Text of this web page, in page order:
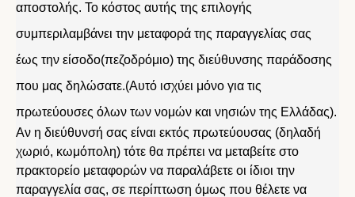
αποστολής. Το κόστος αυτής της επιλογής
συμπεριλαμβάνει την μεταφορά της παραγγελίας σας
έως την είσοδο(πεζοδρόμιο) της διεύθυνσης παράδοσης
που μας δηλώσατε.(Αυτό ισχύει μόνο για τις
πρωτεύουσες όλων των νομών και νησιών της Ελλάδας).
Αν η διεύθυνσή σας είναι εκτός πρωτεύουσας (δηλαδή
χωριό, κωμόπολη) τότε θα πρέπει να μεταβείτε στο
πρακτορείο μεταφορών να παραλάβετε οι ίδιοι την
παραγγελία σας, σε περίπτωση όμως που θέλετε να